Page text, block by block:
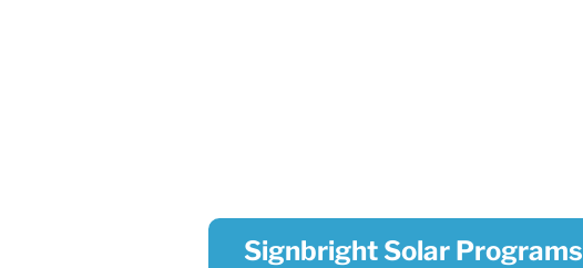
Signbright Solar Programs